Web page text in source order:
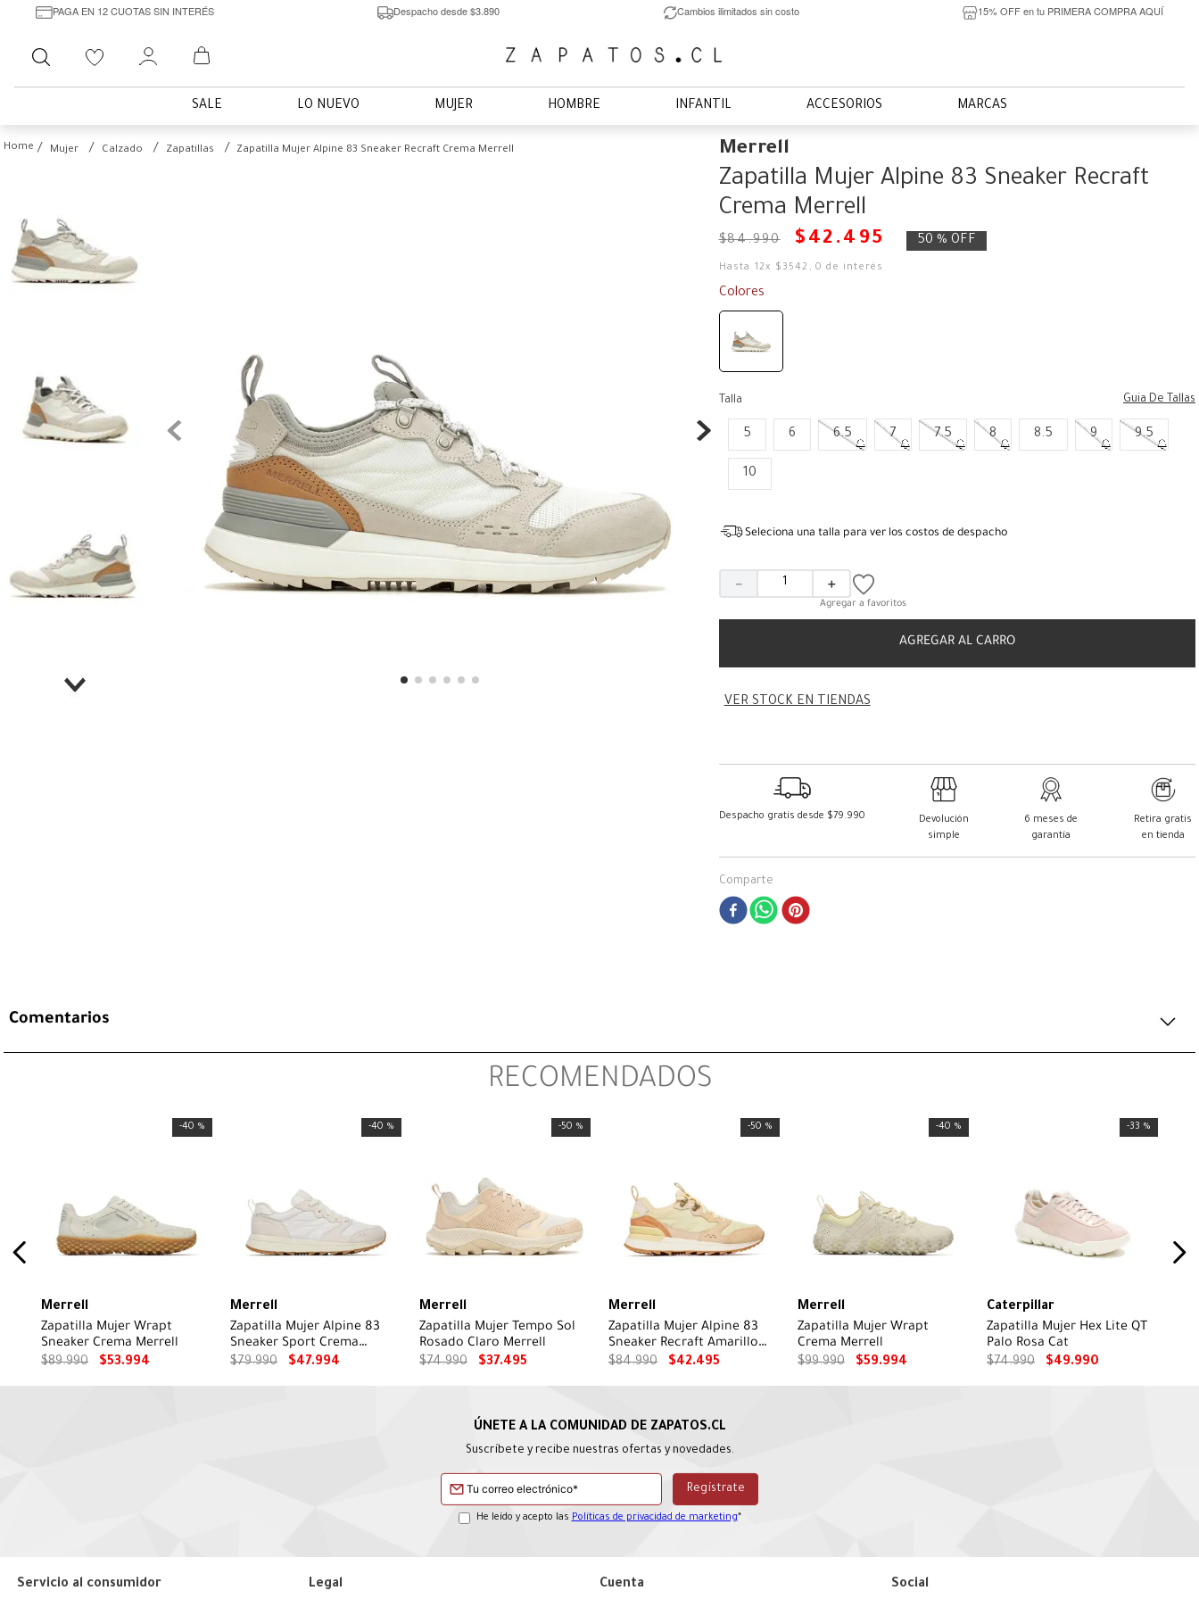
PAGA EN 12 CUOTAS SIN INTERÉS Despacho desde $3.890 Cambios ilimitados sin costo 15% OFF en tu PRIMERA COMPRA AQUÍ
Buscar
SALE LO NUEVO MUJER HOMBRE INFANTIL ACCESORIOS MARCAS
Mujer Calzado Zapatillas Zapatilla Mujer Alpine 83 Sneaker Recraft Crema Merrell Merrell
Zapatilla Mujer Alpine 83 Sneaker Recraft
Crema Merrell
$84.990 $ 42 . 495 50 % OFF
Hasta 12x $ 3542 ,0 de interés
Colores
Talla Guia De Tallas
5 6 6.5 7 7.5 8 8.5 9 9.5
10
Seleciona una talla para ver los costos de despacho
＋
－
AGREGAR AL CARRO
VER STOCK EN TIENDAS
Despacho gratis desde $79.990
Devolución
simple
6 meses de
garantía
Retira gratis
en tienda
Comparte
Comentarios
RECOMENDADOS
-40 %
Merrell
Zapatilla Mujer Wrapt
Sneaker Crema Merrell
$89.990 $53.994
-40 %
Merrell
Zapatilla Mujer Alpine 83
Sneaker Sport Crema
Merrell
$79.990 $47.994
-50 %
Merrell
Zapatilla Mujer Tempo Sol
Rosado Claro Merrell
$74.990 $37.495
-50 %
Merrell
Zapatilla Mujer Alpine 83
Sneaker Recraft Amarillo
Merrell
$84.990 $42.495
-40 %
Merrell
Zapatilla Mujer Wrapt
Crema Merrell
$99.990 $59.994
-33 %
Caterpillar
Zapatilla Mujer Hex Lite QT
Palo Rosa Cat
$74.990 $49.990
Suscríbete y recibe nuestras ofertas y novedades.
He leído y acepto las Políticas de privacidad de marketing*
Servicio al consumidor Legal Cuenta Social